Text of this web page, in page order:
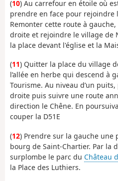
(10) Au carrefour en étoile où
prendre en face pour rejoindre
Remonter cette route à
droite et rejoindre le village de
la place devant l'église et la
(11) Quitter la place du village
l’allée en herbe qui descend à
Tourisme. Au niveau d’un
droite puis suivre une route
direction le Chêne. En
couper la D51E
(12) Prendre sur la gauche une
bourg de Saint-Chartier. Par la
surplombe le parc du Château
la Place des Luthiers.